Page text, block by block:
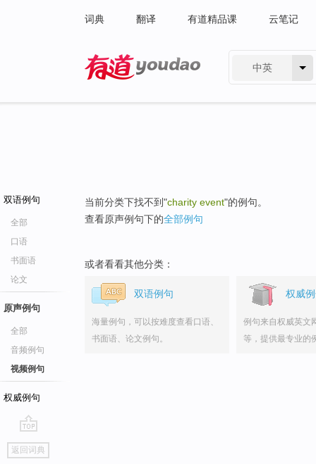
词典 翻译 有道精品课 云笔记
中英
双语例句
全部
口语
书面语
论文
原声例句
全部
音频例句
视频例句
权威例句
go
top
返回词典
当前分类下找不到"charity event"的例句。
查看原声例句下的全部例句
或者看看其他分类：
双语例句
海量例句，可以按难度查看口语、
书面语、论文例句。
权威
例句来自权威英文
等，提供最专业的